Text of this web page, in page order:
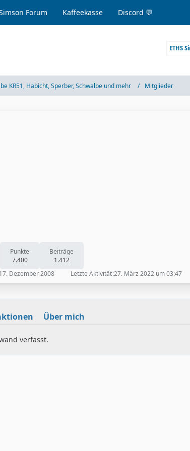
Forum Kaffeekasse Discord 💬
ETHS
KR51, Habicht, Sperber, Schwalbe und mehr Mitglieder
Punkte
7.400
Beiträge
1.412
17. Dezember 2008 Letzte Aktivität 27. März 2022 um 03:47
Über mich
verfasst.